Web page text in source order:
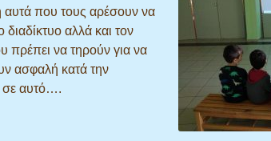
αυτά που τους αρέσουν να
διαδίκτυο αλλά και τον
πρέπει να τηρούν για να
ασφαλή κατά την
αυτό….